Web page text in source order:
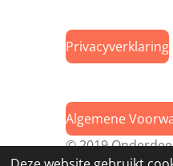
Privacyverklaring
Algemene
© 2019